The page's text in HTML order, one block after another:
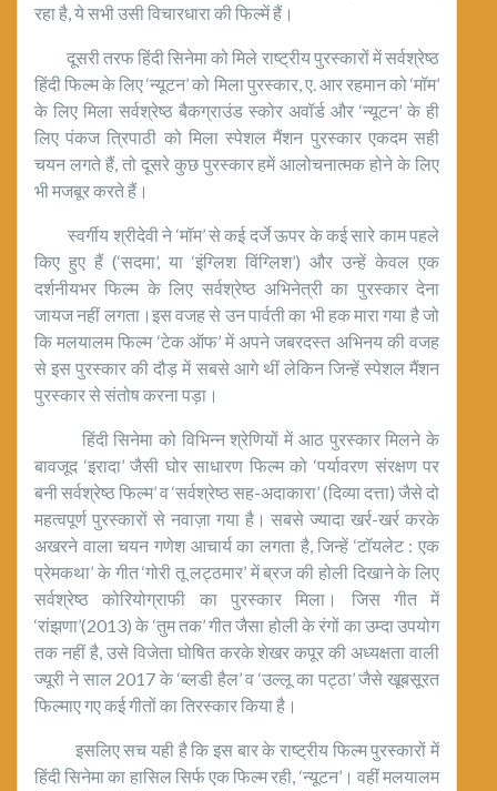
रहा है, ये सभी उसी विचारधारा की फिल्में हैं।
दूसरी तरफ हिंदी सिनेमा को मिले राष्ट्रीय पुरस्कारों में सर्वश्रेष्ठ
हिंदी फिल्म के लिए ‘न्यूटन’ को मिला पुरस्कार, ए. आर रहमान को ‘मॉम’
के लिए मिला सर्वश्रेष्ठ बैकग्राउंड स्कोर अवॉर्ड और ‘न्यूटन’ के ही
लिए पंकज त्रिपाठी को मिला स्पेशल मैंशन पुरस्कार एकदम सही
चयन लगते हैं, तो दूसरे कुछ पुरस्कार हमें आलोचनात्मक होने के लिए
भी मजबूर करते हैं।
स्वर्गीय श्रीदेवी ने ‘मॉम’ से कई दर्जे ऊपर के कई सारे काम पहले
किए हुए हैं (‘सदमा’, या ‘इंग्लिश विंग्लिश’) और उन्हें केवल एक
दर्शनीयभर फिल्म के लिए सर्वश्रेष्ठ अभिनेत्री का पुरस्कार देना
जायज नहीं लगता।इस वजह से उन पार्वती का भी हक मारा गया है जो
कि मलयालम फिल्म ‘टेक ऑफ’ में अपने जबरदस्त अभिनय की वजह
से इस पुरस्कार की दौड़ में सबसे आगे थीं लेकिन जिन्हें स्पेशल मैंशन
पुरस्कार से संतोष करना पड़ा।
हिंदी सिनेमा को विभिन्न श्रेणियों में आठ पुरस्कार मिलने के
बावजूद ‘इरादा’ जैसी घोर साधारण फिल्म को ‘पर्यावरण संरक्षण पर
बनी सर्वश्रेष्ठ फिल्म’ व ‘सर्वश्रेष्ठ सह-अदाकारा’ (दिव्या दत्ता) जैसे दो
महत्वपूर्ण पुरस्कारों से नवाज़ा गया है। सबसे ज्यादा खर्र-खर्र करके
अखरने वाला चयन गणेश आचार्य का लगता है, जिन्हें ‘टॉयलेट : एक
प्रेमकथा’ के गीत ‘गोरी तू लट्ठमार’ में ब्रज की होली दिखाने के लिए
सर्वश्रेष्ठ कोरियोग्राफी का पुरस्कार मिला। जिस गीत में
‘रांझणा’(2013) के ‘तुम तक’ गीत जैसा होली के रंगों का उम्दा उपयोग
तक नहीं है, उसे विजेता घोषित करके शेखर कपूर की अध्यक्षता वाली
ज्यूरी ने साल 2017 के ‘ब्लडी हैल’ व ‘उल्लू का पट्ठा’ जैसे खूबसूरत
फिल्माए गए कई गीतों का तिरस्कार किया है।
इसलिए सच यही है कि इस बार के राष्ट्रीय फिल्म पुरस्कारों में
हिंदी सिनेमा का हासिल सिर्फ एक फिल्म रही, ‘न्यूटन’। वहीं मलयालम